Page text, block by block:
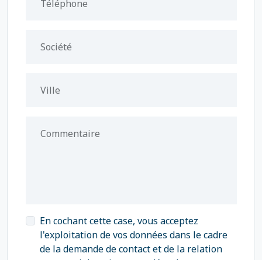
Téléphone
Société
Ville
Commentaire
En cochant cette case, vous acceptez
l'exploitation de vos données dans le cadre
de la demande de contact et de la relation